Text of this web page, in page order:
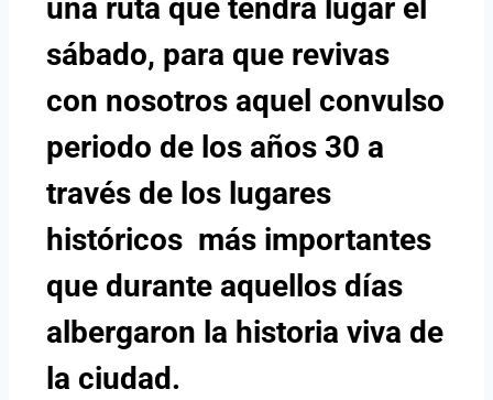
una ruta que tendrá lugar el
sábado, para que revivas
con nosotros aquel convulso
periodo de los años 30 a
través de los lugares
históricos más importantes
que durante aquellos días
albergaron la historia viva de
la ciudad.